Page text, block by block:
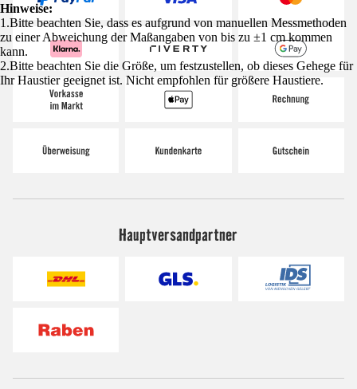
Hinweise:
1.Bitte beachten Sie, dass es aufgrund von manuellen Messmethoden
zu einer Abweichung der Maßangaben von bis zu ±1 cm kommen
kann.
2.Bitte beachten Sie die Größe, um festzustellen, ob dieses Gehege für
Ihr Haustier geeignet ist. Nicht empfohlen für größere Haustiere.
Hauptversandpartner